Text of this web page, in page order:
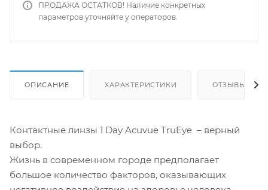
ПРОДАЖА ОСТАТКОВ! Наличие конкретных
параметров уточняйте у операторов.
ОПИСАНИЕ ХАРАКТЕРИСТИКИ ОТЗЫВЫ
Контактные линзы 1 Day Acuvue TruEye – верный
выбор.
Жизнь в современном городе предполагает
большое количество факторов, оказывающих